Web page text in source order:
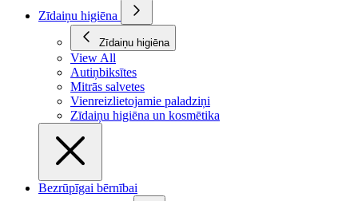
Zīdaiņu higiēna
Zīdaiņu higiēna
View All
Autiņbiksītes
Mitrās salvetes
Vienreizlietojamie paladziņi
Zīdaiņu higiēna un kosmētika
Bezrūpīgai bērnībai